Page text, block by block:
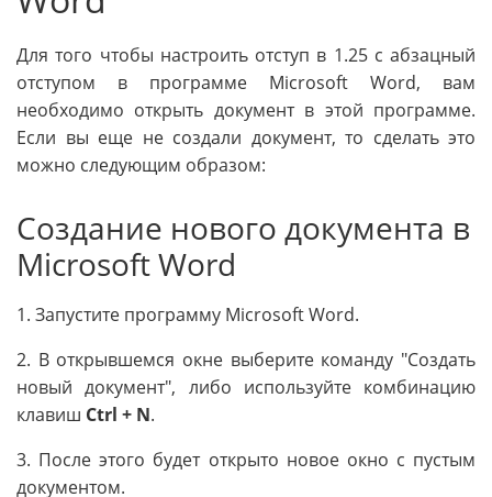
Для того чтобы настроить отступ в 1.25 с абзацный
отступом в программе Microsoft Word, вам
необходимо открыть документ в этой программе.
Если вы еще не создали документ, то сделать это
можно следующим образом:
Создание нового документа в
Microsoft Word
1. Запустите программу Microsoft Word.
2. В открывшемся окне выберите команду "Создать
новый документ", либо используйте комбинацию
клавиш Ctrl + N.
3. После этого будет открыто новое окно с пустым
документом.